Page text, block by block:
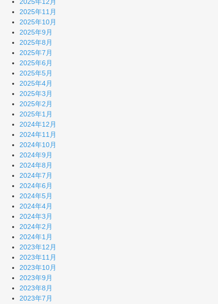
2025年12月
2025年11月
2025年10月
2025年9月
2025年8月
2025年7月
2025年6月
2025年5月
2025年4月
2025年3月
2025年2月
2025年1月
2024年12月
2024年11月
2024年10月
2024年9月
2024年8月
2024年7月
2024年6月
2024年5月
2024年4月
2024年3月
2024年2月
2024年1月
2023年12月
2023年11月
2023年10月
2023年9月
2023年8月
2023年7月